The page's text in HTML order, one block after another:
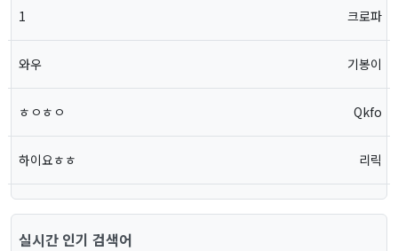
1 크로파
와우 기봉이
ㅎㅇㅎㅇ Qkfo
하이요ㅎㅎ 리릭
실시간 인기 검색어